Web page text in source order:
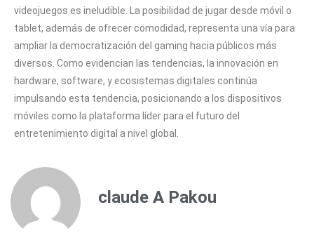
videojuegos es ineludible. La posibilidad de jugar desde móvil o
tablet, además de ofrecer comodidad, representa una vía para
ampliar la democratización del gaming hacia públicos más
diversos. Como evidencian las tendencias, la innovación en
hardware, software, y ecosistemas digitales continúa
impulsando esta tendencia, posicionando a los dispositivos
móviles como la plataforma líder para el futuro del
entretenimiento digital a nivel global.
claude A Pakou